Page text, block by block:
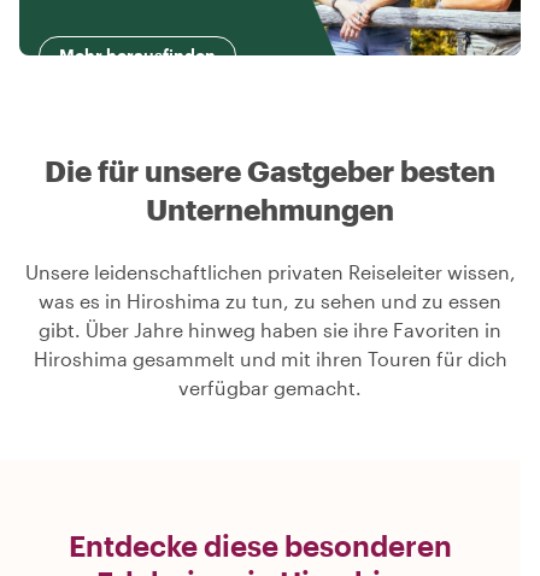
Mehr herausfinden
Die für unsere Gastgeber besten
Unternehmungen
Unsere leidenschaftlichen privaten Reiseleiter wissen,
was es in Hiroshima zu tun, zu sehen und zu essen
gibt. Über Jahre hinweg haben sie ihre Favoriten in
Hiroshima gesammelt und mit ihren Touren für dich
verfügbar gemacht.
Entdecke diese besonderen